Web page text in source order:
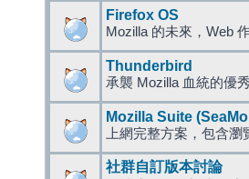
Firefox OS
Mozilla 的未來，Web
Thunderbird
承襲 Mozilla 血統的優
Mozilla Suite
上網完整方案，包含
社群自訂版本討論